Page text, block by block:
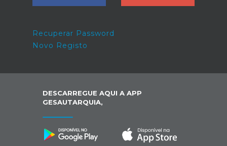
Recuperar Password
Novo Registo
DESCARREGUE AQUI A APP
GESAUTARQUIA,